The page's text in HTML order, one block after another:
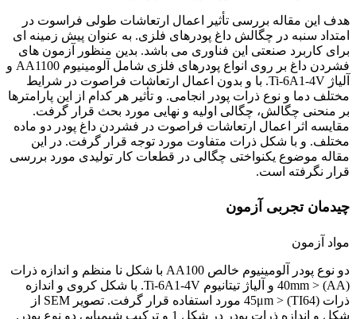
هدف این مقاله بررسی تأثیر اعمال ارتعاشات طولی فراسوت در
امتداد سنبه در چگالش داغ پودرهای فلزی. به عنوان پیش زمینه ای
برای کاربرد صنعتی این فناوری می باشد. بدین منظور آزمون های
فشردن داغ بر روی انواع پودرهای فلزی شامل آلومینیوم AA1100 و
آلیاژ Ti-6A1-4V. با و بدون اعمال ارتعاشات فراصوت در شرایط
مختلف دما و نوع ذرات پودر انجامی. و تأثیر هر کدام از این پارامترها
بر منحنی چگالش، چگالی اولیه و نهایی مورد بحث قرار گرفت.
مقایسه اثر اعمال ارتعاشات فراصوت در فشردن داغ پودر دو ماده
مختلف. و با شکل ذرات متفاوت مورد توجه قرار گرفت. در این
مقاله موضوع یکنواختی چگالی در قطعات کار تولیدی مورد بررسی
قرار نگرفته است.
چیدمان تجربی آزمون
مواد آزمون
دو نوع پودر آلومینیوم خالص AA100 با شکل نا منظم و اندازه ذرات
40mm > (AA) و آلیاژ تیتانیوم Ti-6A1-4V. با شکل کروی و اندازه
ذرات 45μm > (TI64) مورد استفاده قرار گرفت. تصویر SEM از
شکل و اندازه ذرات پودر در شکل 1 و ترکیب شیمیایی دو نوع پودر.